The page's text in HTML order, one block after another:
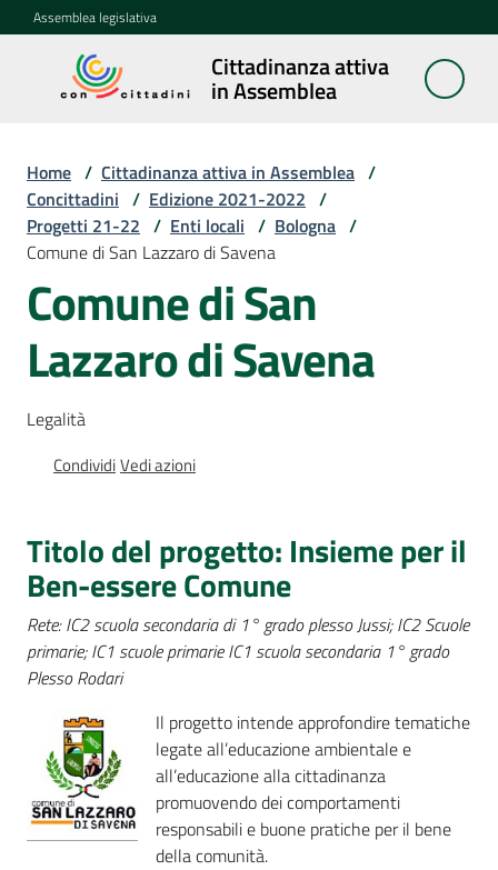
Vai al contenuto
Vai alla navigazione
Vai al footer
Assemblea legislativa
Cittadinanza attiva
in Assemblea
Cittadinanza
attiva in
Concittadini
Menu selezionato
Porte
aperte
in
Assemblea
Mostre
itineranti
sulla
memoria
Seguici
su
Home / Cittadinanza attiva in Assemblea /
Concittadini / Edizione 2021-2022 /
Progetti 21-22 / Enti locali / Bologna /
Comune di San Lazzaro di Savena
Comune di San
Lazzaro di Savena
Legalità
CondividiVedi azioni
Titolo del progetto: Insieme per il
Ben-essere Comune
Rete: IC2 scuola secondaria di 1° grado plesso Jussi; IC2 Scuole
primarie; IC1 scuole primarie IC1 scuola secondaria 1° grado
Plesso Rodari
Il progetto intende approfondire tematiche
legate all’educazione ambientale e
all’educazione alla cittadinanza
promuovendo dei comportamenti
responsabili e buone pratiche per il bene
della comunità.